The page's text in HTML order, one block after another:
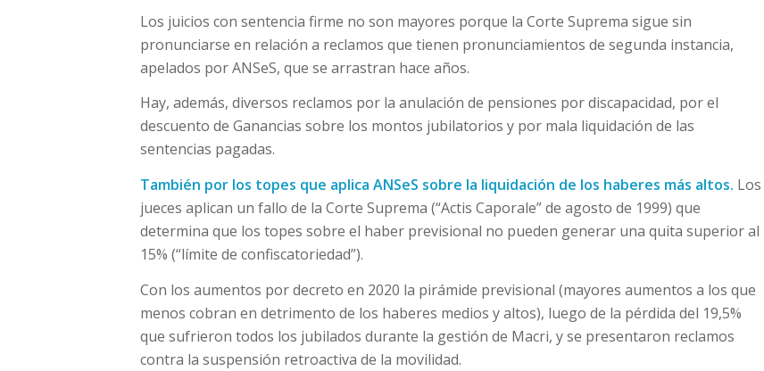
Los juicios con sentencia firme no son mayores porque la Corte Suprema sigue sin
pronunciarse en relación a reclamos que tienen pronunciamientos de segunda instancia,
apelados por ANSeS, que se arrastran hace años.
Hay, además, diversos reclamos por la anulación de pensiones por discapacidad, por el
descuento de Ganancias sobre los montos jubilatorios y por mala liquidación de las
sentencias pagadas.
También por los topes que aplica ANSeS sobre la liquidación de los haberes más altos. Los
jueces aplican un fallo de la Corte Suprema (“Actis Caporale” de agosto de 1999) que
determina que los topes sobre el haber previsional no pueden generar una quita superior al
15% (“límite de confiscatoriedad”).
Con los aumentos por decreto en 2020 la pirámide previsional (mayores aumentos a los que
menos cobran en detrimento de los haberes medios y altos), luego de la pérdida del 19,5%
que sufrieron todos los jubilados durante la gestión de Macri, y se presentaron reclamos
contra la suspensión retroactiva de la movilidad.